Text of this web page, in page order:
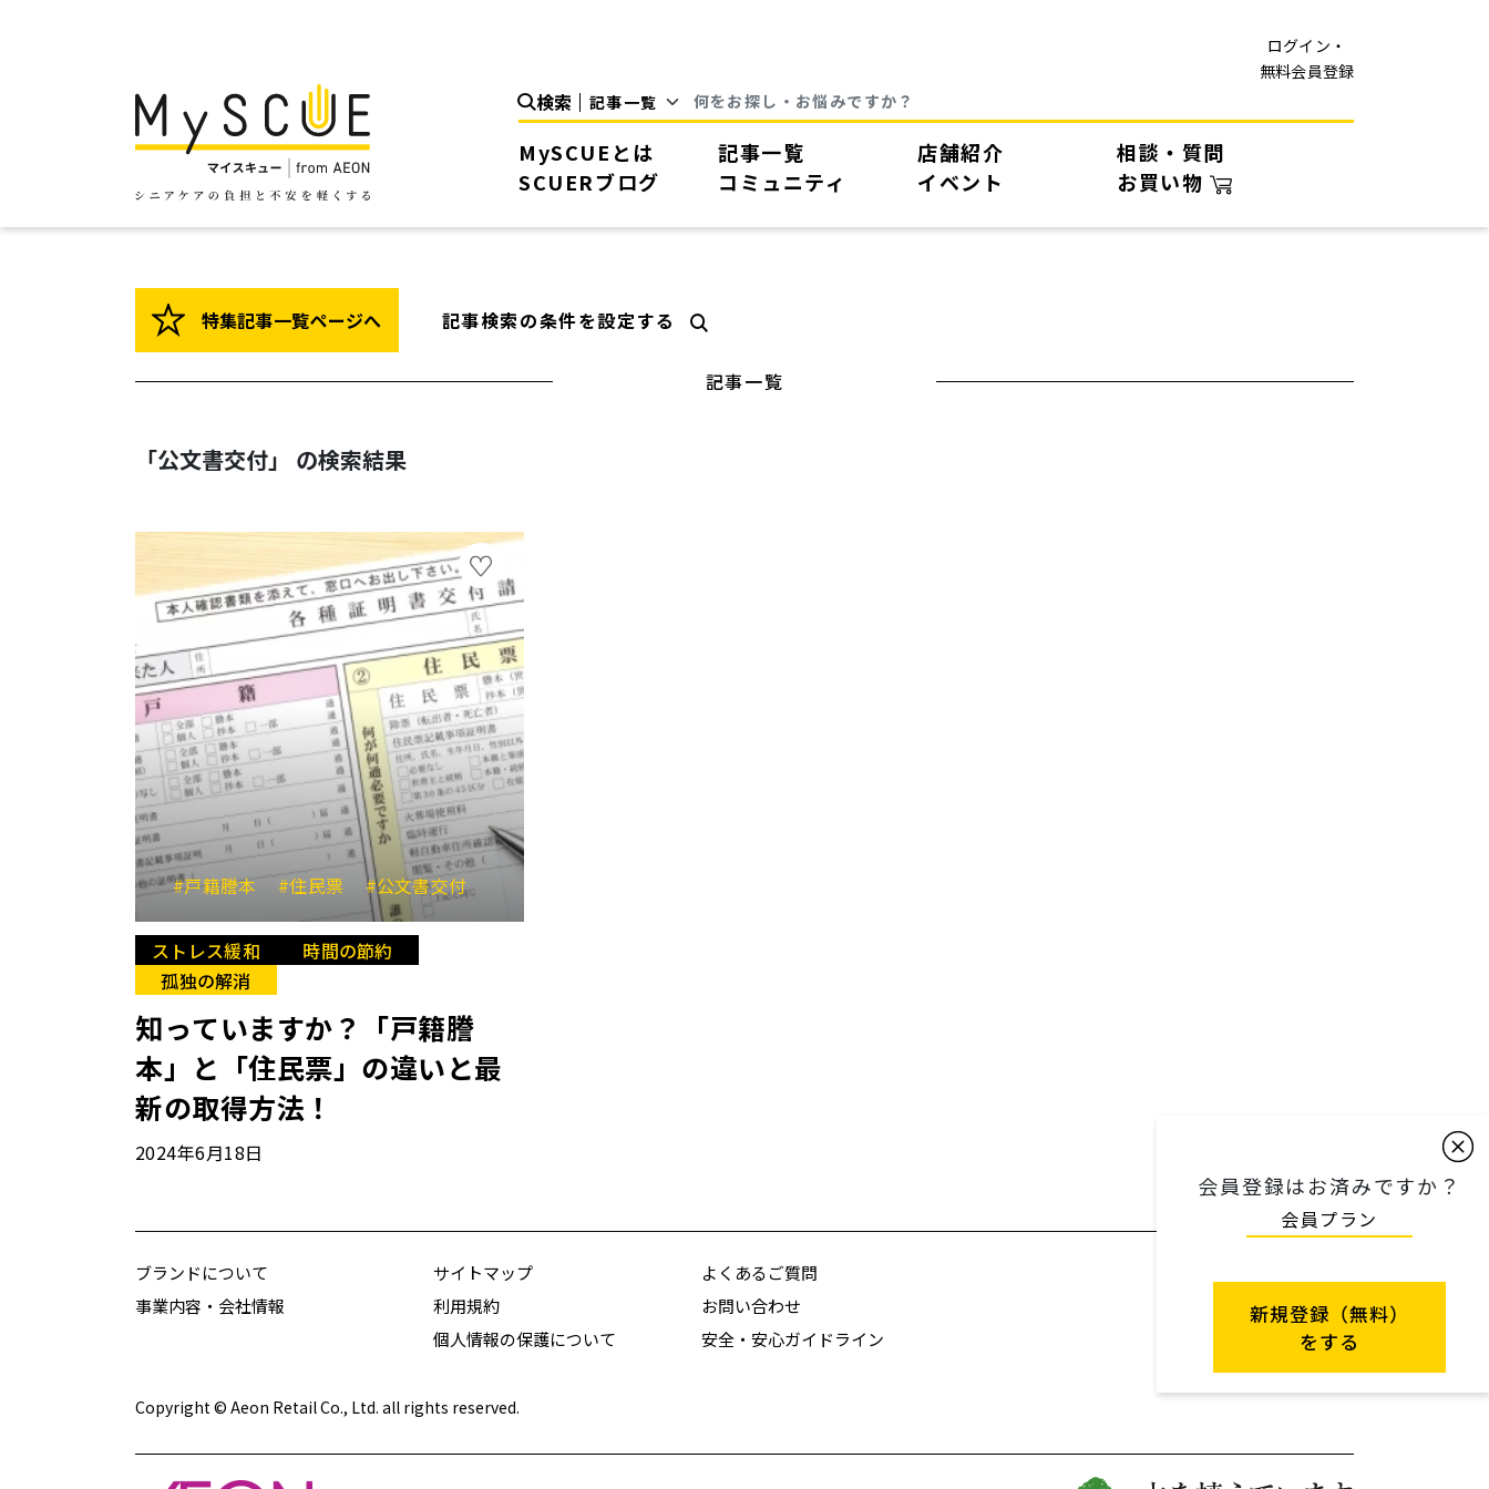
ログイン・
無料会員登録
検索
MySCUEとは 記事一覧 店舗紹介
相談・質問
SCUERブログ
コミュニティ イベント お買い物
特集記事一覧ページへ 記事検索の条件を設定する
記事一覧
「公文書交付」 の検索結果
#戸籍謄本 #住民票 #公文書交付
ストレス緩和
時間の節約
孤独の解消
知っていますか？「戸籍謄
本」と「住民票」の違いと最
新の取得方法！
2024年6月18日
会員登録はお済みですか？
会員プラン
新規登録（無料）
をする
ブランドについて
事業内容・会社情報
サイトマップ
利用規約
個人情報の保護について
よくあるご質問
お問い合わせ
安全・安心ガイドライン
Copyright © Aeon Retail Co., Ltd. all rights reserved.